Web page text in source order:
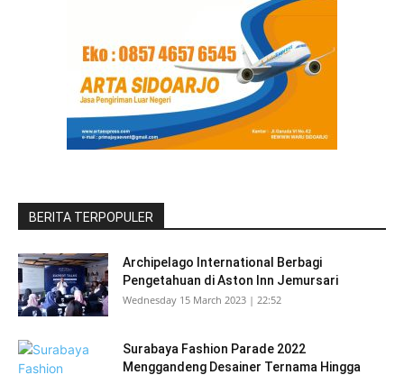
BERITA TERPOPULER
Archipelago International Berbagi
Pengetahuan di Aston Inn Jemursari
Wednesday 15 March 2023 | 22:52
Surabaya Fashion Parade 2022
Menggandeng Desainer Ternama Hingga